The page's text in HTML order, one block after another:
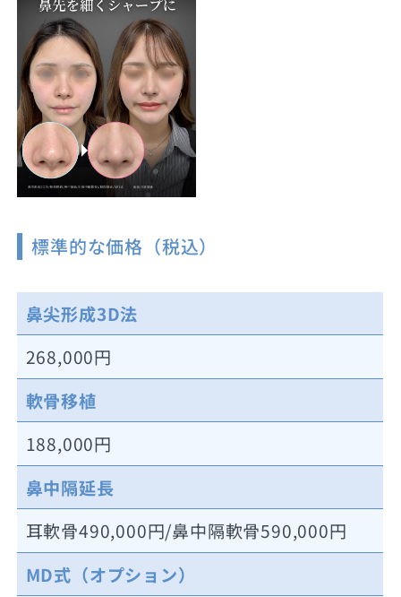
標準的な価格（税込）
鼻尖形成3D法
268,000円
軟骨移植
188,000円
鼻中隔延長
耳軟骨490,000円/鼻中隔軟骨590,000円
MD式（オプション）